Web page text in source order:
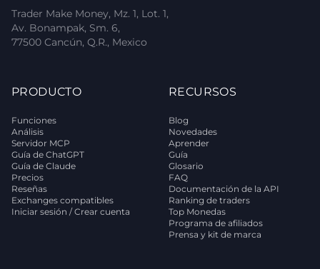
Trader Make Money, Mz. 1, Lot. 1,
Av. Bonampak, Sm. 6,
77500 Cancún, Q.R., Mexico
PRODUCTO
Funciones
Análisis
Servidor MCP
Guía de ChatGPT
Guía de Claude
Precios
Reseñas
Exchanges compatibles
Iniciar sesión / Crear cuenta
RECURSOS
Blog
Novedades
Aprender
Guía
Glosario
FAQ
Documentación de la API
Ranking de traders
Top Monedas
Programa de afiliados
Prensa y kit de marca